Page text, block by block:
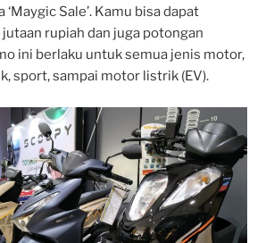
Sale’. Kamu bisa dapat
rupiah dan juga potongan
ini berlaku untuk semua jenis motor,
sport, sampai motor listrik (EV).